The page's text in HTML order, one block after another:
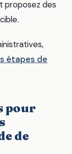
proposez des
étapes de
pour
de